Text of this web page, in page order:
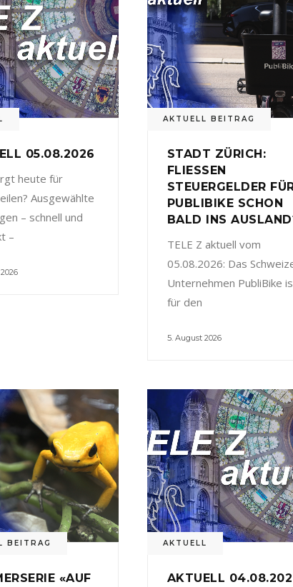
05.08.2026
heute für
Ausgewählte
– schnell und
–
AKTUELL BEITRAG
STADT ZÜRICH:
FLIESSEN
STEUERGELDER
PUBLIBIKE SCHON
BALD INS
TELE Z aktuell vom
05.08.2026: Das
Unternehmen PubliBike
für den
5. August 2026
BEITRAG
«AUF
AKTUELL
AKTUELL